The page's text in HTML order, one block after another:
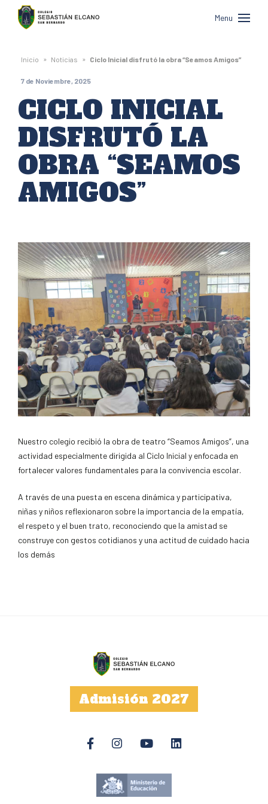
Colegio
Sebastián
Elcano
de
San
Bernardo
Menu
Inicio » Noticias » Ciclo Inicial disfrutó la obra “Seamos Amigos”
7 de Noviembre, 2025
CICLO INICIAL
DISFRUTÓ LA
OBRA “SEAMOS
AMIGOS”
Nuestro colegio recibió la obra de teatro “Seamos Amigos”, una
actividad especialmente dirigida al Ciclo Inicial y enfocada en
fortalecer valores fundamentales para la convivencia escolar.
A través de una puesta en escena dinámica y participativa,
niñas y niños reflexionaron sobre la importancia de la empatía,
el respeto y el buen trato, reconociendo que la amistad se
construye con gestos cotidianos y una actitud de cuidado hacia
los demás
Admisión 2027